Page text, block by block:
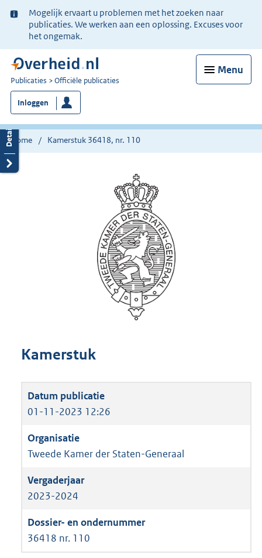
Ter
informatie:
Mogelijk ervaart u problemen met het zoeken naar
publicaties. We werken aan een oplossing. Excuses voor
het ongemak.
Menu
U
bent
nu
hier:
Publicaties Officiële publicaties
Inloggen
Home Kamerstuk 36418, nr. 110
Kamerstuk
01-11-2023 12:26
Tweede Kamer der Staten-Generaal
2023-2024
36418 nr. 110